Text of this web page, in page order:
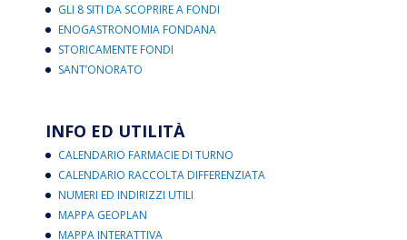
GLI 8 SITI DA SCOPRIRE A FONDI
ENOGASTRONOMIA FONDANA
STORICAMENTE FONDI
SANT’ONORATO
INFO ED UTILITÀ
CALENDARIO FARMACIE DI TURNO
CALENDARIO RACCOLTA DIFFERENZIATA
NUMERI ED INDIRIZZI UTILI
MAPPA GEOPLAN
MAPPA INTERATTIVA